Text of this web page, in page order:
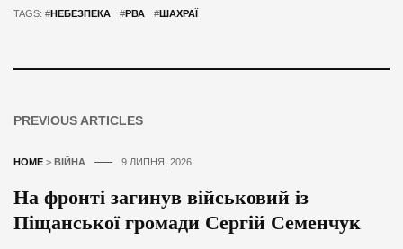
TAGS: #НЕБЕЗПЕКА #РВА #ШАХРАЇ
PREVIOUS ARTICLES
HOME > ВІЙНА 9 ЛИПНЯ, 2026
На фронті загинув військовий із
Піщанської громади Сергій Семенчук